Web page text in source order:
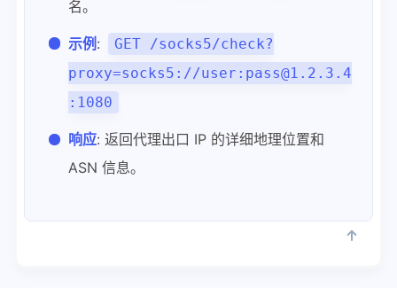
名。
示例 :
GET /socks5/check?
proxy=socks5://user:pass@1.2.3.4
:1080
响应: 返回代理出口 IP 的详细地理位置和
ASN 信息。